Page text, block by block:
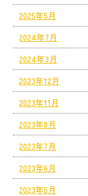
2025年5月
2024年7月
2024年3月
2023年12月
2023年11月
2023年8月
2023年7月
2023年6月
2023年5月